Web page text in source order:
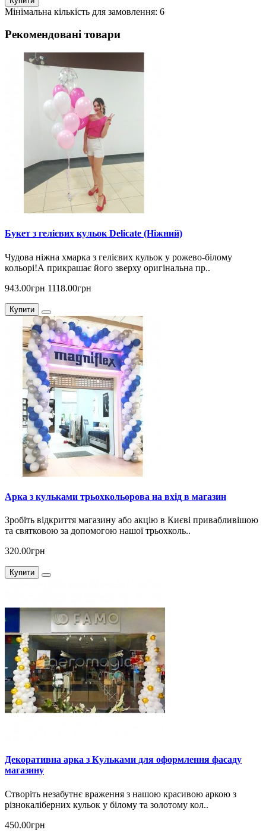
Мінімальна кількість для замовлення: 6
Рекомендовані товари
Букет з гелієвих кульок Delicate (Ніжний)
Чудова ніжна хмарка з гелієвих кульок у рожево-білому
кольорі!А прикрашає його зверху оригінальна пр..
943.00грн 1118.00грн
Купити
Арка з кульками трьохкольорова на вхід в магазин
Зробіть відкриття магазину або акцію в Києві привабливішою
та святковою за допомогою нашої трьохколь..
320.00грн
Купити
Декоративна арка з Кульками для оформлення фасаду
магазину
Створіть незабутнє враження з нашою красивою аркою з
різнокаліберних кульок у білому та золотому кол..
450.00грн